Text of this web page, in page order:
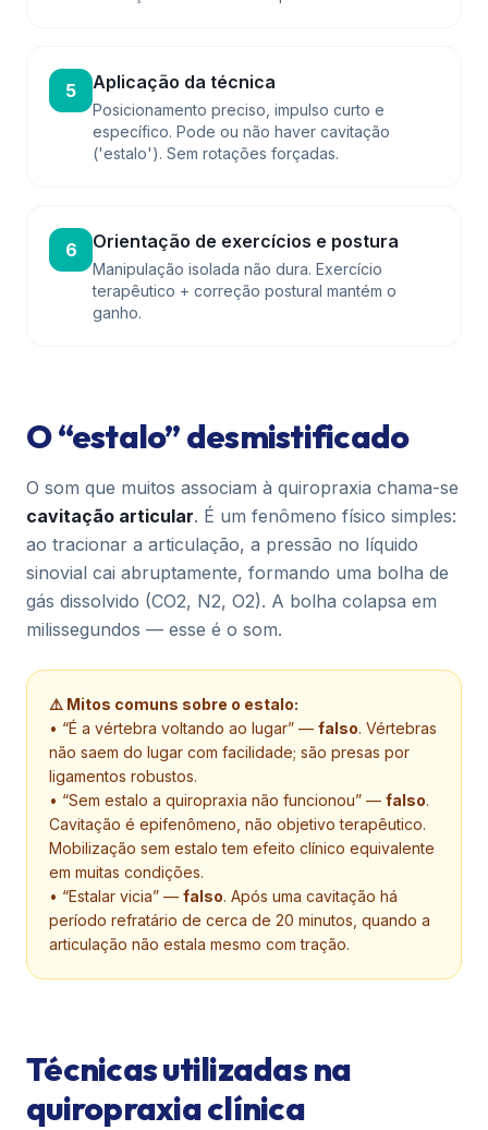
5 Aplicação da técnica
Posicionamento preciso, impulso curto e
específico. Pode ou não haver cavitação
('estalo'). Sem rotações forçadas.
6 Orientação de exercícios e postura
Manipulação isolada não dura. Exercício
terapêutico + correção postural mantém o
ganho.
O “estalo” desmistificado
O som que muitos associam à quiropraxia chama-se
cavitação articular. É um fenômeno físico simples:
ao tracionar a articulação, a pressão no líquido
sinovial cai abruptamente, formando uma bolha de
gás dissolvido (CO2, N2, O2). A bolha colapsa em
milissegundos — esse é o som.
⚠️ Mitos comuns sobre o estalo:
• “É a vértebra voltando ao lugar” — falso. Vértebras
não saem do lugar com facilidade; são presas por
ligamentos robustos.
• “Sem estalo a quiropraxia não funcionou” — falso.
Cavitação é epifenômeno, não objetivo terapêutico.
Mobilização sem estalo tem efeito clínico equivalente
em muitas condições.
• “Estalar vicia” — falso. Após uma cavitação há
período refratário de cerca de 20 minutos, quando a
articulação não estala mesmo com tração.
Técnicas utilizadas na
quiropraxia clínica